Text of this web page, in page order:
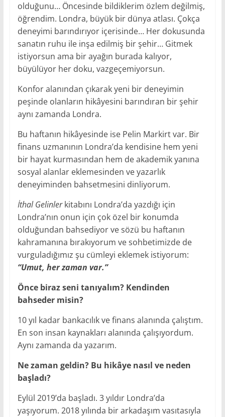
olduğunu… Öncesinde bildiklerim özlem değilmiş,
öğrendim. Londra, büyük bir dünya atlası. Çokça
deneyimi barındırıyor içerisinde… Her dokusunda
sanatın ruhu ile inşa edilmiş bir şehir… Gitmek
istiyorsun ama bir ayağın burada kalıyor,
büyülüyor her doku, vazgeçemiyorsun.
Konfor alanından çıkarak yeni bir deneyimin
peşinde olanların hikâyesini barındıran bir şehir
aynı zamanda Londra.
Bu haftanın hikâyesinde ise Pelin Markirt var. Bir
finans uzmanının Londra’da kendisine hem yeni
bir hayat kurmasından hem de akademik yanına
sosyal alanlar eklemesinden ve yazarlık
deneyiminden bahsetmesini dinliyorum.
İthal Gelinlerkitabını Londra’da yazdığı için
Londra’nın onun için çok özel bir konumda
olduğundan bahsediyor ve sözü bu haftanın
kahramanına bırakıyorum ve sohbetimizde de
vurguladığımız şu cümleyi eklemek istiyorum:
“Umut, her zaman var.”
Önce biraz seni tanıyalım? Kendinden
bahseder misin?
10 yıl kadar bankacılık ve finans alanında çalıştım.
En son insan kaynakları alanında çalışıyordum.
Aynı zamanda da yazarım.
Ne zaman geldin? Bu hikâye nasıl ve neden
başladı?
Eylül 2019’da başladı. 3 yıldır Londra’da
yaşıyorum. 2018 yılında bir arkadaşım vasıtasıyla